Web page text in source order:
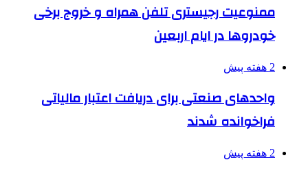
ممنوعیت رجیستری تلفن همراه و خروج برخی
خودروها در ایام اربعین
2 هفته پیش
واحدهای صنعتی برای دریافت اعتبار مالیاتی
فراخوانده شدند
2 هفته پیش